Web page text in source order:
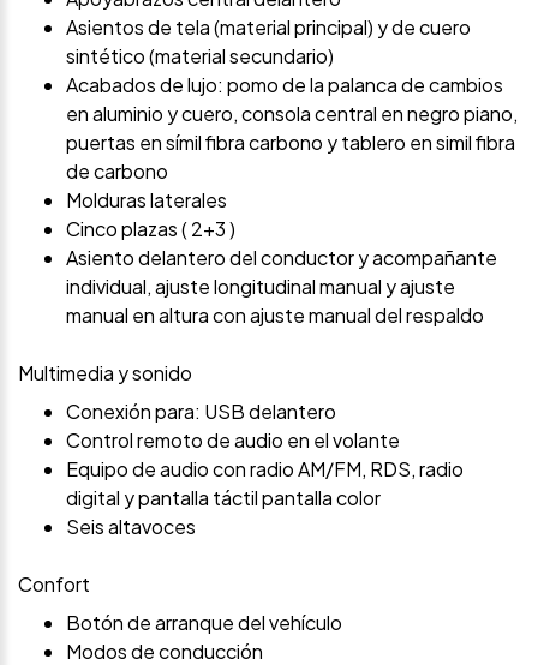
Asientos de tela (material principal) y de cuero
sintético (material secundario)
Acabados de lujo: pomo de la palanca de cambios
en aluminio y cuero, consola central en negro piano,
puertas en símil fibra carbono y tablero en simil fibra
de carbono
Molduras laterales
Cinco plazas ( 2+3 )
Asiento delantero del conductor y acompañante
individual, ajuste longitudinal manual y ajuste
manual en altura con ajuste manual del respaldo
Multimedia y sonido
Conexión para: USB delantero
Control remoto de audio en el volante
Equipo de audio con radio AM/FM, RDS, radio
digital y pantalla táctil pantalla color
Seis altavoces
Confort
Botón de arranque del vehículo
Modos de conducción